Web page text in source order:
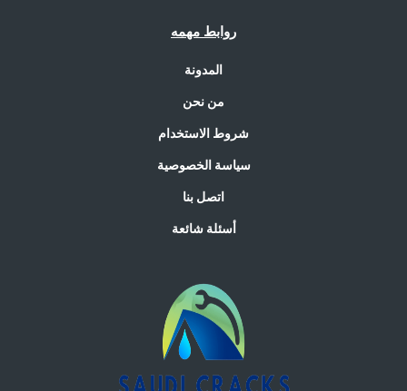
روابط مهمه
المدونة
من نحن
شروط الاستخدام
سياسة الخصوصية
اتصل بنا
أسئلة شائعة